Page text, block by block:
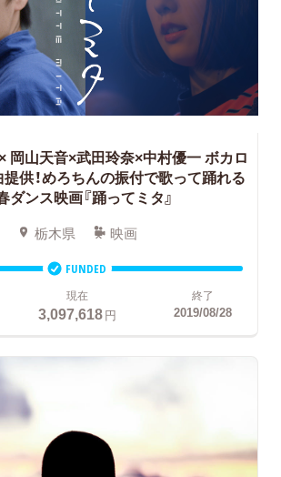
岡山天音×武田玲奈×中村優一ボカロ
提供！めろちんの振付で歌って踊れる
ダンス映画『踊ってミタ』
栃木県 映画
FUNDED
現在
3,097,618円
終了
2019/08/28